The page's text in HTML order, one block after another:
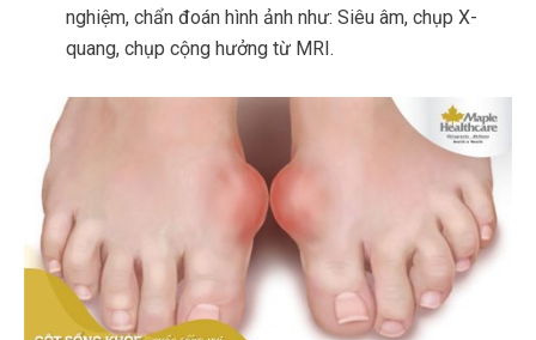
nghiệm, chẩn đoán hình ảnh như: Siêu âm, chụp X-
quang, chụp cộng hưởng từ MRI.